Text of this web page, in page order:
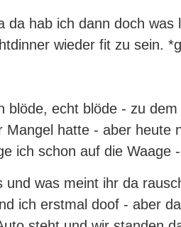
da hab ich dann doch was
wieder fit zu sein.
blöde, echt blöde - zu
Mangel hatte - aber heute
ich schon auf die Waage
und was meint ihr da
ich erstmal doof - aber